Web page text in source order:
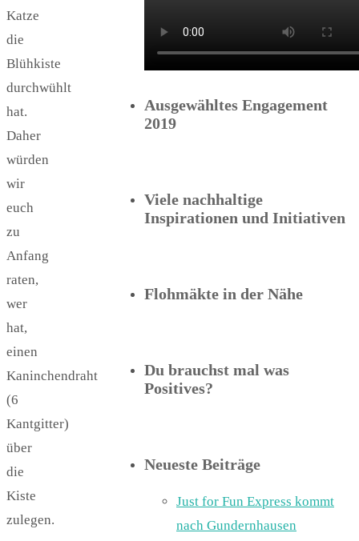
Katze
die
Blühkiste
durchwühlt
hat.
Daher
würden
wir
euch
zu
Anfang
raten,
wer
hat,
einen
Kaninchendraht
(6
Kantgitter)
über
die
Kiste
zulegen.
Ausgewähltes Engagement
2019
Viele nachhaltige
Inspirationen und Initiativen
Flohmäkte in der Nähe
Du brauchst mal was
Positives?
Neueste Beiträge
Just for Fun Express kommt
nach Gundernhausen